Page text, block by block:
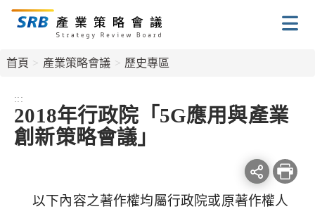
跳
要
首頁 產業策略會議 歷史專區
:::
2018年行政院「5G應用與產業
創新策略會議」
Facebook
分
line
分
列
以下內容之著作權均屬行政院或原著作權人